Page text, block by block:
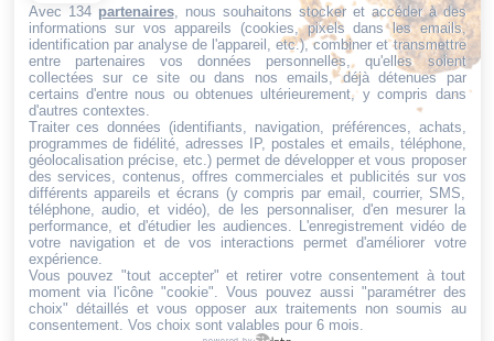
Trouvez ce qu'il vous faut,
au bon endroit
de vente
Politique de
cookies
Politique de
confidentialité
Mentions
légales
Conditions de
retour et de
remboursement
Droit de
rétractation
Email:
dt@sasbms.fr
Avec 134 partenaires, nous souhaitons stocker et accéder à des
informations sur vos appareils (cookies, pixels dans les emails,
identification par analyse de l'appareil, etc.), combiner et transmettre
entre partenaires vos données personnelles, qu'elles soient
collectées sur ce site ou dans nos emails, déjà détenues par
certains d'entre nous ou obtenues ultérieurement, y compris dans
d'autres contextes.
Traiter ces données (identifiants, navigation, préférences, achats,
programmes de fidélité, adresses IP, postales et emails, téléphone,
géolocalisation précise, etc.) permet de développer et vous proposer
des services, contenus, offres commerciales et publicités sur vos
différents appareils et écrans (y compris par email, courrier, SMS,
téléphone, audio, et vidéo), de les personnaliser, d'en mesurer la
performance, et d'étudier les audiences. L'enregistrement vidéo de
votre navigation et de vos interactions permet d'améliorer votre
expérience.
Vous pouvez "tout accepter" et retirer votre consentement à tout
moment via l'icône "cookie" . Vous pouvez aussi "paramétrer des
choix" détaillés et vous opposer aux traitements non soumis au
consentement. Vos choix sont valables pour 6 mois.